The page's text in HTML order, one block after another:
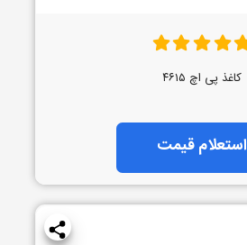
کاغذ پی اچ ۴۶۱۵
استعلام قیمت